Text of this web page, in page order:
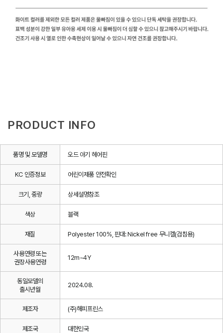
PRODUCT INFO
품명 및 모델명 오드 아기 헤어핀
KC 인증정보 어린이제품 안전확인
크기, 중량 상세설명참조
색상 블랙
재질 Polyester 100%, 핀대: Nickel free 무니켈(검침용)
사용연령 또는
권장사용연령
12m~4Y
동일모델의
출시년월
2024.08.
제조자 (주)해피프린스
제조국 대한민국